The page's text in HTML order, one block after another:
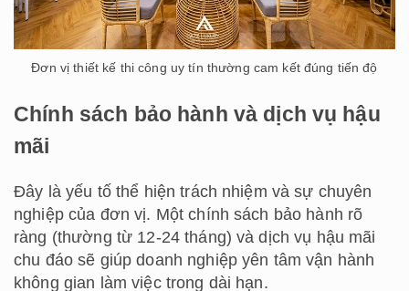
Đơn vị thiết kế thi công uy tín thường cam kết đúng tiến độ
Chính sách bảo hành và dịch vụ hậu
mãi
Đây là yếu tố thể hiện trách nhiệm và sự chuyên
nghiệp của đơn vị. Một chính sách bảo hành rõ
ràng (thường từ 12-24 tháng) và dịch vụ hậu mãi
chu đáo sẽ giúp doanh nghiệp yên tâm vận hành
không gian làm việc trong dài hạn.